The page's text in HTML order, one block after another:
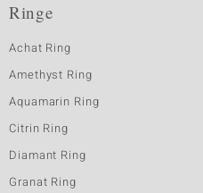
Ringe
Achat Ring
Amethyst Ring
Aquamarin Ring
Citrin Ring
Diamant Ring
Granat Ring